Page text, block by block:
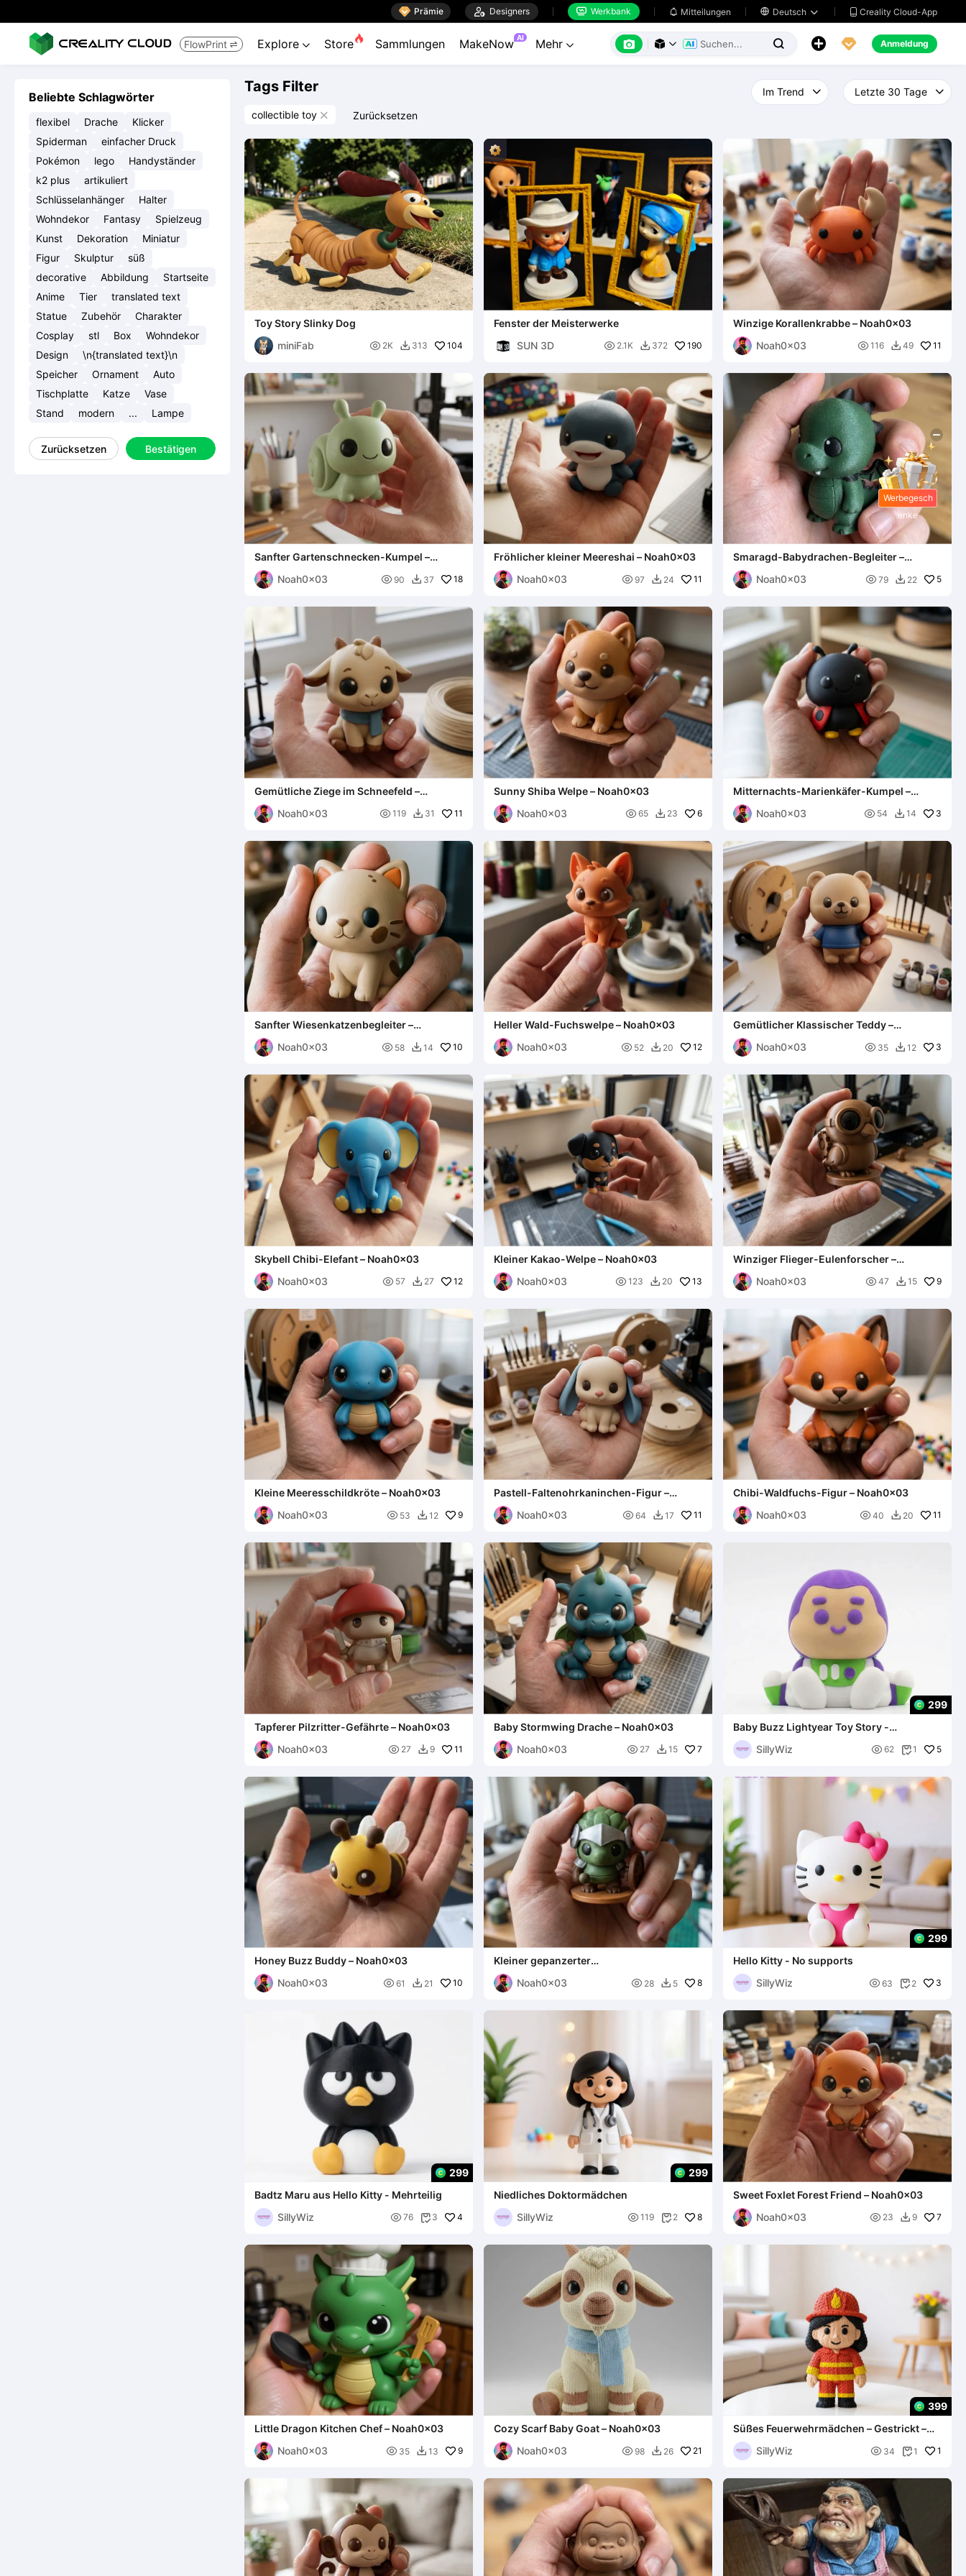
 Prämie  Designers  Werkbank  Mitteilungen  Deutsch   Creality Cloud-App
FlowPrint  Explore  Store Sammlungen MakeNow AI Mehr        Anmeldung
Beliebte Schlagwörter
flexibel Drache
Klicker
Spiderman
einfacher Druck
Pokémon
lego
Handyständer
k2 plus
artikuliert
Schlüsselanhänger
Halter
Wohndekor
Fantasy
Spielzeug
Kunst
Dekoration
Miniatur
Figur
Skulptur
süß
decorative
Abbildung
Startseite
Anime
Tier
translated text
Statue
Zubehör
Charakter
Cosplay
stl Box
Wohndekor
Design
\n{translated text}\n
Speicher
Ornament
Auto
Tischplatte
Katze
Vase
Stand
modern ... Lampe
Zurücksetzen Bestätigen
Tags Filter
collectible toy  Zurücksetzen
Toy Story Slinky Dog
miniFab
 2K  313 104
Fenster der Meisterwerke
SUN 3D
 2.1K  372 190
Winzige Korallenkrabbe – Noah0x03
Noah0x03
 116  49 11
Sanfter Gartenschnecken-Kumpel –
Noah0x03
Noah0x03
 90  37 18
Fröhlicher kleiner Meereshai – Noah0x03
Noah0x03
 97  24 11
Smaragd-Babydrachen-Begleiter –
Noah0x03
Noah0x03
 79  22 5
Gemütliche Ziege im Schneefeld –
Noah0x03
Noah0x03
 119  31 11
Sunny Shiba Welpe – Noah0x03
Noah0x03
 65  23 6
Mitternachts-Marienkäfer-Kumpel –
Noah0x03
Noah0x03
 54  14 3
Sanfter Wiesenkatzenbegleiter –
Noah0x03
Noah0x03
 58  14 10
Heller Wald-Fuchswelpe – Noah0x03
Noah0x03
 52  20 12
Gemütlicher Klassischer Teddy –
Noah0x03
Noah0x03
 35  12 3
Skybell Chibi-Elefant – Noah0x03
Noah0x03
 57  27 12
Kleiner Kakao-Welpe – Noah0x03
Noah0x03
 123  20 13
Winziger Flieger-Eulenforscher –
Noah0x03
Noah0x03
 47  15 9
Kleine Meeresschildkröte – Noah0x03
Noah0x03
 53  12 9
Pastell-Faltenohrkaninchen-Figur –
Noah0x03
Noah0x03
 64  17 11
Chibi-Waldfuchs-Figur – Noah0x03
Noah0x03
 40  20 11
Tapferer Pilzritter-Gefährte – Noah0x03
Noah0x03
 27  9 11
Baby Stormwing Drache – Noah0x03
Noah0x03
 27  15 7
299
Baby Buzz Lightyear Toy Story -
Schlüsselanhänger - stützfrei
SillyWiz
 62 1 5
Honey Buzz Buddy – Noah0x03
Noah0x03
 61  21 10
Kleiner gepanzerter
Schildkrötenverteidiger – Noah0x03
Noah0x03
 28  5 8
299
Hello Kitty - No supports
SillyWiz
 63  2 3
299
Badtz Maru aus Hello Kitty - Mehrteilig
SillyWiz
 76  3 4
299
Niedliches Doktormädchen
SillyWiz
 119  2 8
Sweet Foxlet Forest Friend – Noah0x03
Noah0x03
 23  9 7
Little Dragon Kitchen Chef – Noah0x03
Noah0x03
 35  13 9
Cozy Scarf Baby Goat – Noah0x03
Noah0x03
 98  26 21
399
Süßes Feuerwehrmädchen – Gestrickt –
Gehäkelt
SillyWiz
 34 1 1
Werbegesch
enke